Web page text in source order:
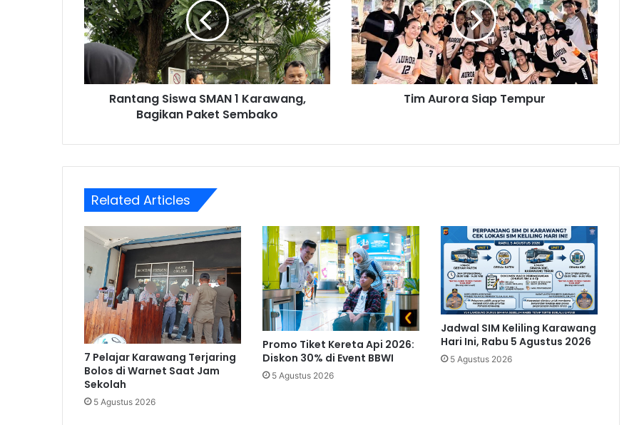
1
Karawang,
Bagikan
Paket
Sembako
Rantang Siswa SMAN 1 Karawang,
Bagikan Paket Sembako
Tempur
Tim Aurora Siap Tempur
Related Articles
7 Pelajar Karawang Terjaring
Bolos di Warnet Saat Jam
Sekolah
5 Agustus 2026
Promo Tiket Kereta Api 2026:
Diskon 30% di Event BBWI
5 Agustus 2026
Jadwal SIM Keliling Karawang
Hari Ini, Rabu 5 Agustus 2026
5 Agustus 2026